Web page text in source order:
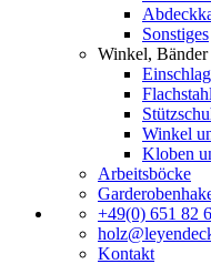
Sonstiges
Winkel,
Winkel
Kloben
Arbeitsböcke
+49(0) 651 82
Kontakt